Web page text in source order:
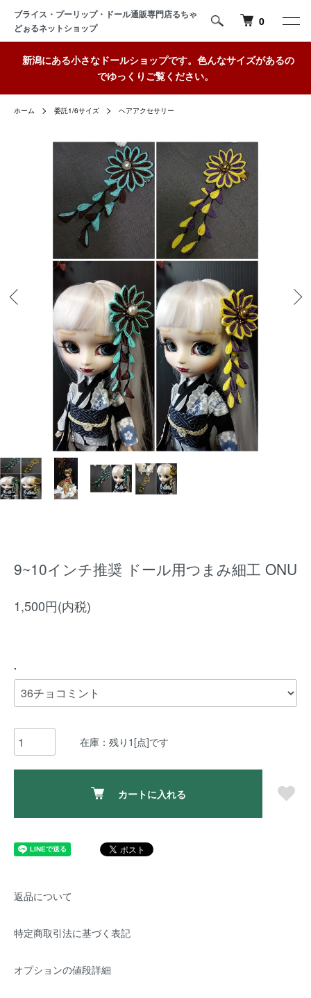
ブライス・プーリップ・ドール通販専門店るちゃ
どぉるネットショップ
0
新潟にある小さなドールショップです。色んなサイズがあるの
でゆっくりご覧ください。
ホーム 委託1/6サイズ ヘアアクセサリー
9~10インチ推奨 ドール用つまみ細工 ONU
1,500円(内税)
.
在庫：残り1[点]です
カートに入れる
返品について
特定商取引法に基づく表記
オプションの値段詳細